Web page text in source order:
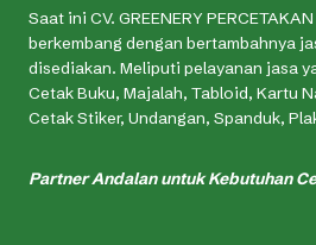
Saat ini CV. GREENERY
berkembang dengan bertambahnya
disediakan. Meliputi pelayanan jasa
Cetak Buku, Majalah, Tabloid, Kartu
Cetak Stiker, Undangan, Spanduk,
Partner Andalan untuk Kebutuhan